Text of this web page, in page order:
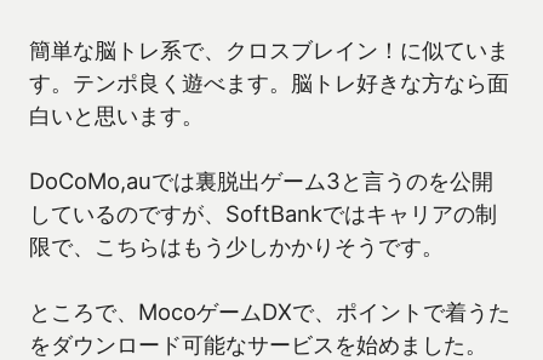
簡単な脳トレ系で、クロスブレイン！に似ていま
す。テンポ良く遊べます。脳トレ好きな方なら面
白いと思います。
DoCoMo,auでは裏脱出ゲーム3と言うのを公開
しているのですが、SoftBankではキャリアの制
限で、こちらはもう少しかかりそうです。
ところで、MocoゲームDXで、ポイントで着うた
をダウンロード可能なサービスを始めました。